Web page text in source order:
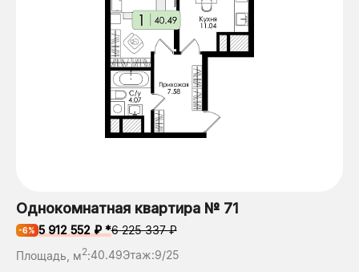
Однокомнатная квартира № 71
-6% 5 912 552 ₽ *6 225 337 ₽
Площадь, м2:40.49Этаж:9/25